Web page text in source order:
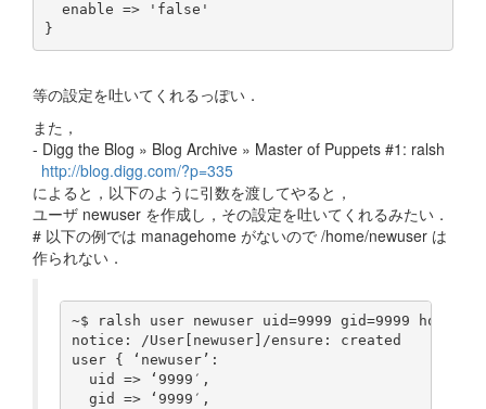
  enable => 'false'
等の設定を吐いてくれるっぽい．
また，
- Digg the Blog » Blog Archive » Master of Puppets #1: ralsh
http://blog.digg.com/?p=335
によると，以下のように引数を渡してやると，
ユーザ newuser を作成し，その設定を吐いてくれるみたい．
# 以下の例では managehome がないので /home/newuser は
作られない．
~$ ralsh user newuser uid=9999 gid=9999 home=/
notice: /User[newuser]/ensure: created
user { ‘newuser’:
  uid => ‘9999′,
  gid => ‘9999′,